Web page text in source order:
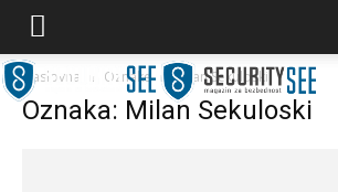
Naslovna Oznake Milan Sekuloski
Oznaka: Milan Sekuloski